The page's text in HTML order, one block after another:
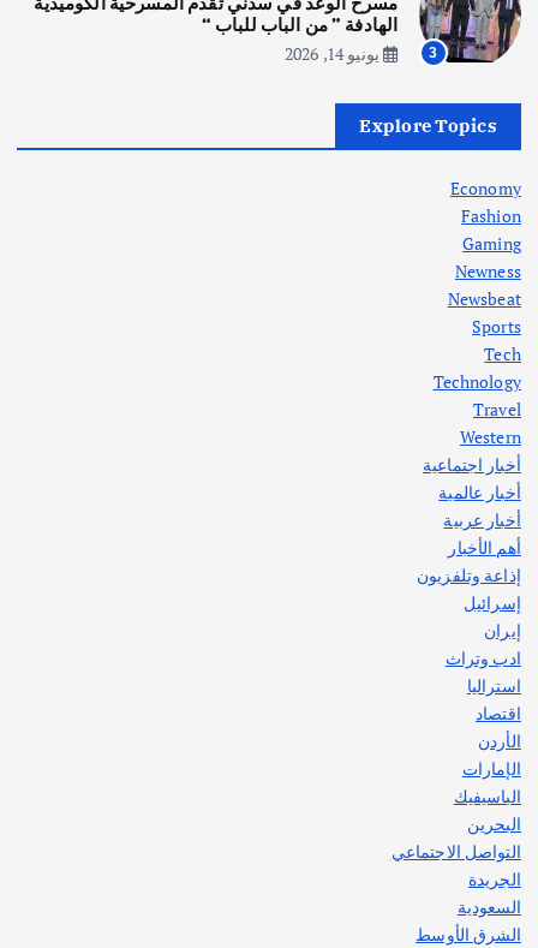
أغسطس 5, 2026
في جذور المشكلة وحلولها المستدامة
أهم الأخبار
اختتام ورشة السينوغرافيا في مدينة كلباء الاماراتية
أغسطس 3, 2026
3
الهادفة ” من الباب للباب “
يونيو 14, 2026
Explore Topics
Economy
Fashion
Gaming
Newness
Newsbeat
Sports
Tech
Technology
Travel
Western
أخبار اجتماعية
أخبار عالمية
أخبار عربية
أهم الأخبار
إذاعة وتلفزيون
إسرائيل
إيران
ادب وتراث
استراليا
اقتصاد
الأردن
الإمارات
الباسيفيك
البحرين
التواصل الاجتماعي
الجريدة
السعودية
الشرق الأوسط